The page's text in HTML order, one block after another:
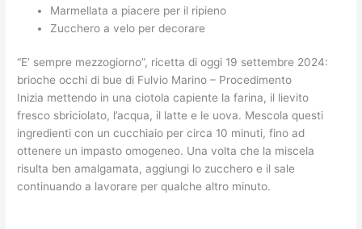
Marmellata a piacere per il ripieno
Zucchero a velo per decorare
“E’ sempre mezzogiorno”, ricetta di oggi 19 settembre 2024:
brioche occhi di bue di Fulvio Marino – Procedimento
Inizia mettendo in una ciotola capiente la farina, il lievito
fresco sbriciolato, l’acqua, il latte e le uova. Mescola questi
ingredienti con un cucchiaio per circa 10 minuti, fino ad
ottenere un impasto omogeneo. Una volta che la miscela
risulta ben amalgamata, aggiungi lo zucchero e il sale
continuando a lavorare per qualche altro minuto.